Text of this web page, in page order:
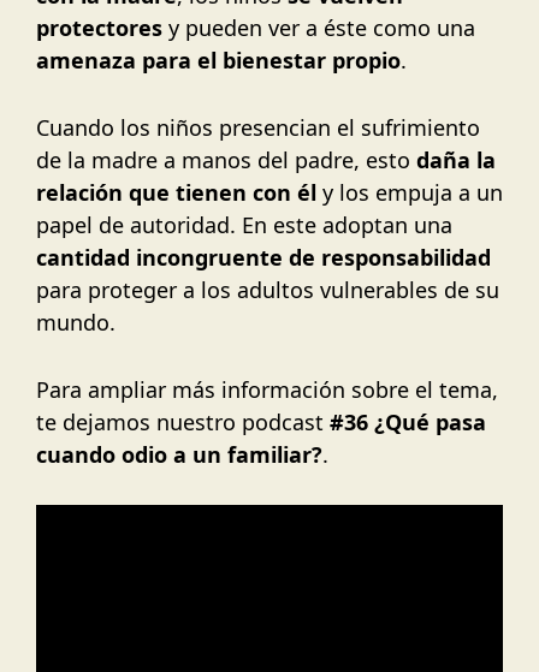
protectores y pueden ver a éste como una
amenaza para el bienestar propio.
Cuando los niños presencian el sufrimiento
de la madre a manos del padre, esto daña la
relación que tienen con él y los empuja a un
papel de autoridad. En este adoptan una
cantidad incongruente de responsabilidad
para proteger a los adultos vulnerables de su
mundo.
Para ampliar más información sobre el tema,
te dejamos nuestro podcast #36 ¿Qué pasa
cuando odio a un familiar?.